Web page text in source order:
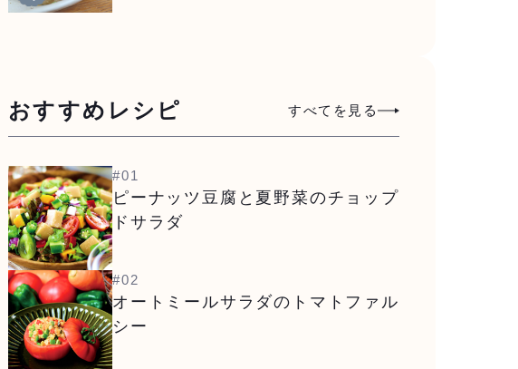
おすすめレシピ すべてを見る
#01
ピーナッツ豆腐と夏野菜のチョップ
ドサラダ
#02
オートミールサラダのトマトファル
シー